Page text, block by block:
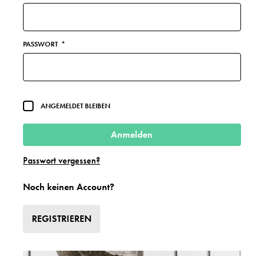
PASSWORT *
ANGEMELDET BLEIBEN
Anmelden
Passwort vergessen?
Noch keinen Account?
REGISTRIEREN